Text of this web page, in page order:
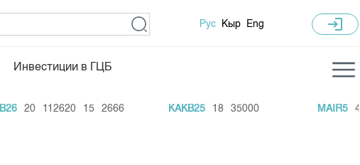
Рус Кыр Eng login
Инвестиции в ГЦБ
20 112620 15 2666 KAKB25 18 35000 MAIR5 420